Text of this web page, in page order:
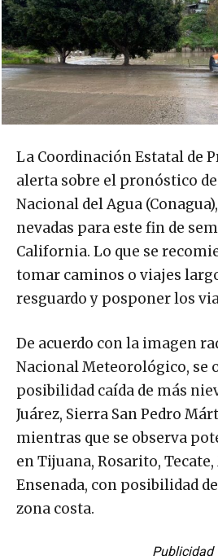
La Coordinación Estatal de
alerta sobre el pronóstico
Nacional del Agua
nevadas para este fin de
California. Lo que se
tomar caminos o viajes
resguardo y posponer los
De acuerdo con la imagen
Nacional Meteorológico, se
posibilidad caída de más
Juárez, Sierra San Pedro
mientras que se observa
en Tijuana, Rosarito,
Ensenada, con posibilidad
zona costa.
Publicidad